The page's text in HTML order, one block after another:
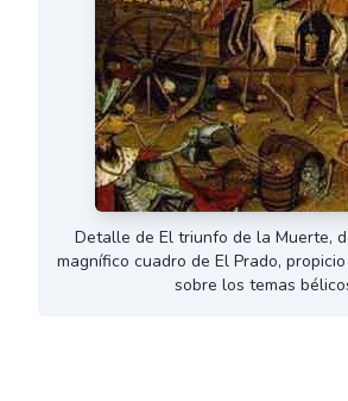
Detalle de El triunfo de la Muerte,
magnífico cuadro de El Prado,
sobre los temas